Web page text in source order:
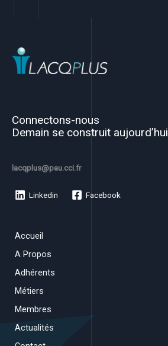
Connectons-nous
Demain se construit aujourd’hui
lacqplus@pau.cci.fr
Linkedin Facebook
Accueil
A Propos
Adhérents
Métiers
Membres
Actualités